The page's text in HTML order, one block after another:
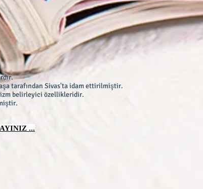
tarafından Sivas'ta idam ettirilmiştir.
belirleyici özellikleridir.
...